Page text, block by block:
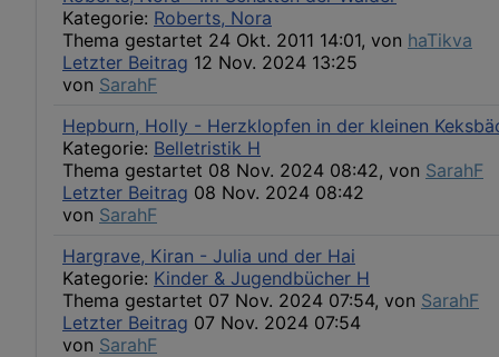
Kategorie: Roberts, Nora
Thema gestartet 24 Okt. 2011 14:01, von haTikva
Letzter Beitrag 12 Nov. 2024 13:25
von SarahF
Hepburn, Holly - Herzklopfen in der kleinen
Kategorie: Belletristik H
Thema gestartet 08 Nov. 2024 08:42, von SarahF
Letzter Beitrag 08 Nov. 2024 08:42
von SarahF
Hargrave, Kiran - Julia und der Hai
Kategorie: Kinder & Jugendbücher H
Thema gestartet 07 Nov. 2024 07:54, von SarahF
Letzter Beitrag 07 Nov. 2024 07:54
von SarahF